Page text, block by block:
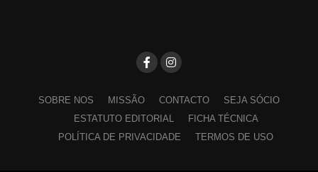
SOBRE NOS MISSÃO CONTACTO
SEJA SÓCIO
ESTATUTO EDITORIAL
FICHA TÉCNICA
POLÍTICA DE PRIVACIDADE
TERMOS DE USO